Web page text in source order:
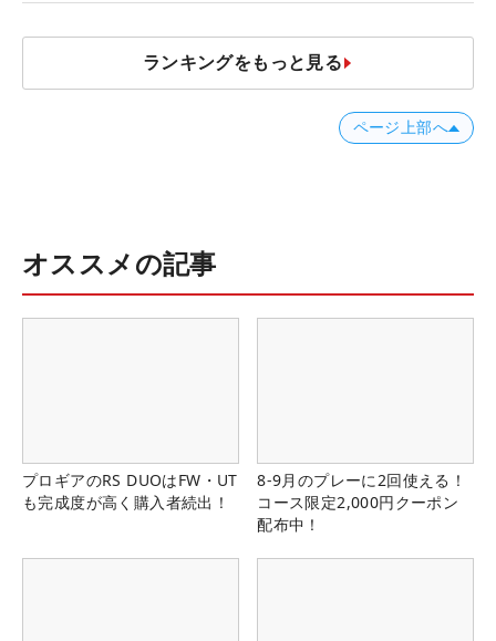
ランキングをもっと見る
ページ上部へ
オススメの記事
プロギアのRS DUOはFW・UT
も完成度が高く購入者続出！
8-9月のプレーに2回使える！
コース限定2,000円クーポン
配布中！